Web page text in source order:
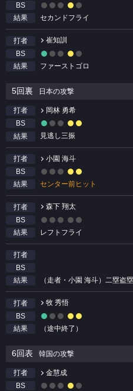
BS
結果
セカンドフライ
打者
崔知訓
BS
結果
ファーストゴロ
5回裏 日本の攻撃
打者
岡林 勇希
BS
結果
見逃し三振
打者
小園 海斗
BS
結果
センター前ヒット
打者
森下 翔太
BS
結果
レフトフライ
打者
BS
結果
（走者・小園 海斗）二塁盗
打者
牧 秀悟
BS
結果
（途中終了）
6回表 韓国の攻撃
打者
金慧成
BS